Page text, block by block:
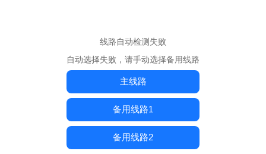
线路自动检测失败
自动选择失败，请手动选择备用线路
主线路
备用线路1
备用线路2